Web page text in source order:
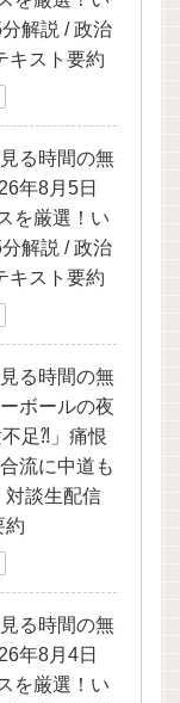
解説 / 政治
キスト要約
る時間の無
年8月5日
を厳選！い
解説 / 政治
キスト要約
る時間の無
ボールの夜
足⁈」痛恨
流に中道も
対談生配信
約
る時間の無
年8月4日
を厳選！い